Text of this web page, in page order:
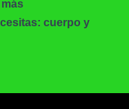
cuerpo y